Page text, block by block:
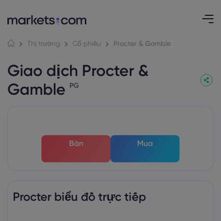
Thị trường Cổ phiếu Procter & Gamble
Giao dịch Procter &
Gamble PG
Bán Mua
Procter biểu đồ trực tiếp